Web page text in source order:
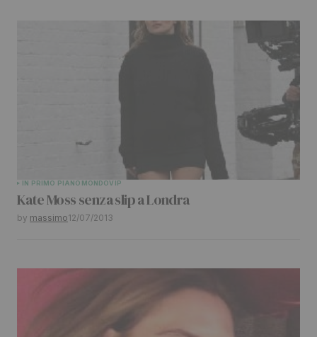
IN PRIMO PIANO MONDOVIP
Kate Moss senza slip a Londra
by massimo12/07/2013